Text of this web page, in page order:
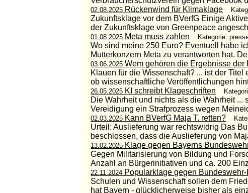
02.08.2025 Rückenwind für Klimaklage
Zukunftsklage vor dem BVerfG Einige
der Zukunftsklage von Greenpeace
01.08.2025 Meta muss zahlen Kategorie:
Wo sind meine 250 Euro? Eventuell habe
Mutterkonzern Meta zu verantworten hat.
03.06.2025 Wem gehören die Ergebnisse der
Klauen für die Wissenschaft? ... ist der
ob wissenschaftliche Veröffentlichungen
26.05.2025 KI schreibt Klageschriften
Die Wahrheit und nichts als die Wahrheit
Vereidigung ein Strafprozess wegen
02.03.2025 Kann BVerfG Maja T. retten?
Urteil: Auslieferung war rechtswidrig Das
beschlossen, dass die Auslieferung von
13.02.2025 Klage gegen Bayerns
Gegen Militarisierung von Bildung und
Anzahl an Bürgerinitiativen und ca. 200
22.11.2024 Popularklage gegen
Schulen und Wissenschaft sollen dem
hat Bayern - glücklicherweise bisher als